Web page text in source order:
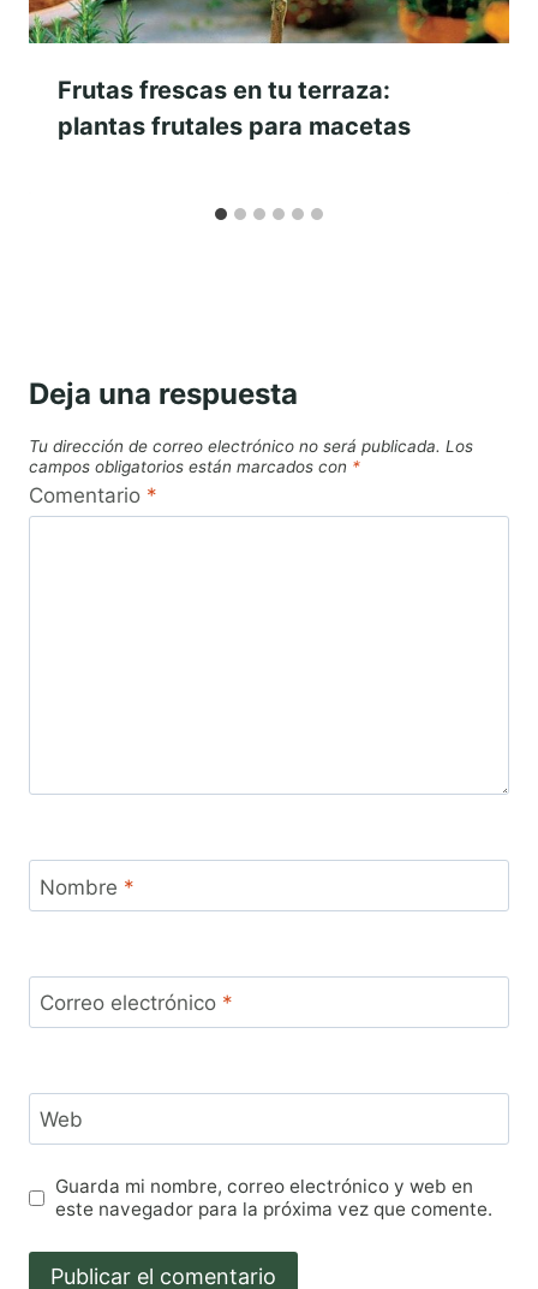
Frutas frescas en tu terraza:
plantas frutales para macetas
Deja una respuesta
Tu dirección de correo electrónico no será publicada. Los
campos obligatorios están marcados con *
Comentario *
Nombre *
Correo electrónico *
Web
Guarda mi nombre, correo electrónico y web en
este navegador para la próxima vez que comente.